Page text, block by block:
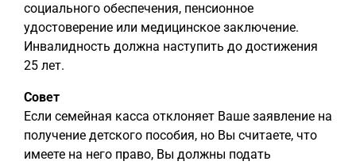
социального обеспечения, пенсионное
удостоверение или медицинское заключение.
Инвалидность должна наступить до достижения
25 лет.
Совет
Если семейная касса отклоняет Ваше заявление на
получение детского пособия, но Вы считаете, что
имеете на него право, Вы должны подать